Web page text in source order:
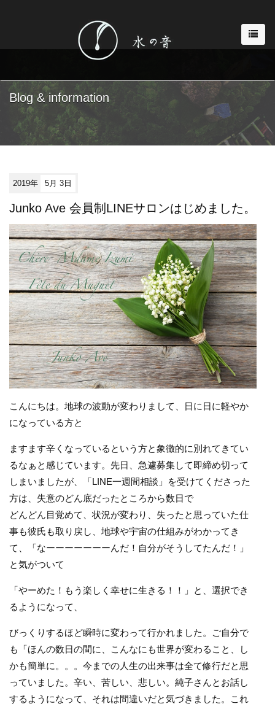
Blog & information
2019年 5月 3日
Junko Ave 会員制LINEサロンはじめました。
こんにちは。地球の波動が変わりまして、日に日に軽やか
になっている方と
ますます辛くなっているという方と象徴的に別れてきてい
るなぁと感じています。先日、急遽募集して即締め切って
しまいましたが、「LINE一週間相談」を受けてくださった
方は、失意のどん底だったところから数日で
どんどん目覚めて、状況が変わり、失ったと思っていた仕
事も彼氏も取り戻し、地球や宇宙の仕組みがわかってき
て、「なーーーーーーーんだ！自分がそうしてたんだ！」
と気がついて
「やーめた！もう楽しく幸せに生きる！！」と、選択でき
るようになって、
びっくりするほど瞬時に変わって行かれました。ご自分で
も「ほんの数日の間に、こんなにも世界が変わること、し
かも簡単に。。。今までの人生の出来事は全て修行だと思
っていました。辛い、苦しい、悲しい。純子さんとお話し
するようになって、それは間違いだと気づきました。これ